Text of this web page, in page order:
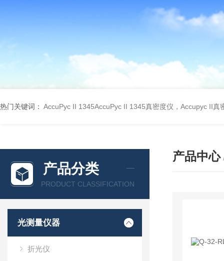
热门关键词： AccuPyc II 1345AccuPyc II 1345真密度仪，Accupyc II真
产品分类
PRODUCT CLASSIFICATION
光测量仪器
折光仪
产品中心